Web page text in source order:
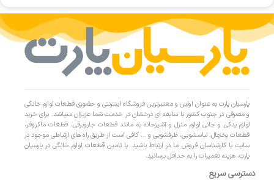
پارسیان پارت به عنوان اولین و معتبرترین فروشگاه اینترنتی و حضوری قطعات لوازم خانگی
و مصرفی در جنوب کشور با سابقه ای درخشان در خدمت شما عزیزان میباشد. برای خرید
لوازم یدکی و جانی لوازم منزل و آشپزخانه به مانند قطعات جاروبرقی، قطعات ماکروفر،
قطعات یخچال، لباسشویی، ظرفشویی و … کافی است از طریق راه های ارتباطی موجود در
سایت با کارشناسان فروش ما در ارتباط باشید. با تامین قطعات لوازم خانگی در پارسیان
پارت، هزینه تعمیرات را به حداقل برسانید.
دسترسی سریع